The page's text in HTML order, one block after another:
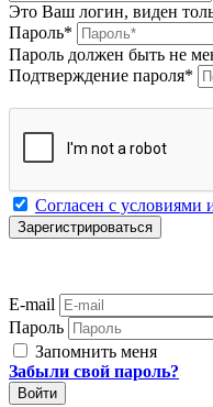
Это Ваш логин, виден
Пароль*
Пароль должен быть не
Подтверждение пароля*
Согласен с условиями
E-mail
Пароль
Запомнить меня
Забыли свой пароль?